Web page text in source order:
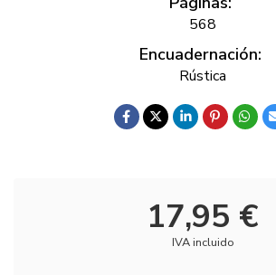
568
Encuadernación:
Rústica
17,95 €
IVA incluido